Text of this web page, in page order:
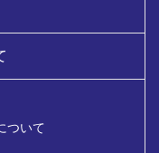
ついて